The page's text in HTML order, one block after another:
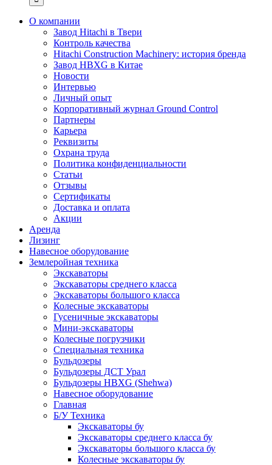
О компании
Завод Hitachi в Твери
Контроль качества
Hitachi Construction Machinery: история бренда
Завод HBXG в Китае
Новости
Интервью
Личный опыт
Корпоративный журнал Ground Control
Партнеры
Карьера
Реквизиты
Охрана труда
Политика конфиденциальности
Статьи
Отзывы
Сертификаты
Доставка и оплата
Акции
Аренда
Лизинг
Навесное оборудование
Землеройная техника
Экскаваторы
Экскаваторы среднего класса
Экскаваторы большого класса
Колесные экскаваторы
Гусеничные экскаваторы
Мини-экскаваторы
Колесные погрузчики
Специальная техника
Бульдозеры
Бульдозеры ДСТ Урал
Бульдозеры HBXG (Shehwa)
Навесное оборудование
Главная
Б/У Техника
Экскаваторы бу
Экскаваторы среднего класса бу
Экскаваторы большого класса бу
Колесные экскаваторы бу